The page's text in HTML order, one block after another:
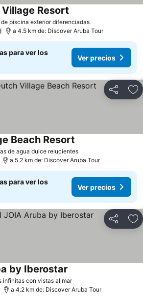
de piscina exterior diferenciadas
Resort
a 4.5 km de: Discover Aruba Tour
para ver los
Ver precios
Compartir
de agua dulce relucientes
Beach Resort
a 5.2 km de: Discover Aruba Tour
para ver los
Ver precios
Compartir
infinitas con vistas al mar
by Iberostar
a 4.2 km de: Discover Aruba Tour